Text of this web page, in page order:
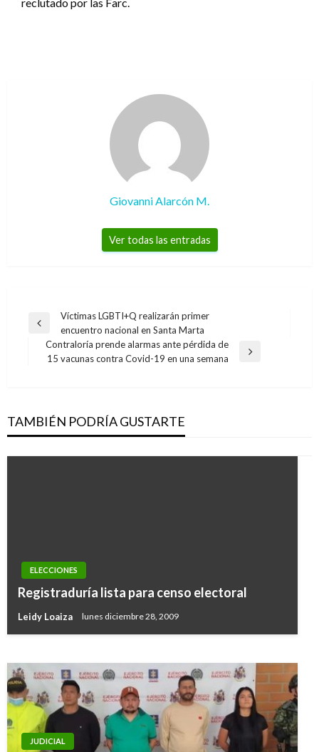
Giovanni Alarcón M.
Ver todas las entradas
Navegación
entradas
Entrada
anterior
Víctimas LGBTI+Q realizarán primer
encuentro nacional en Santa Marta
Entrada
Contraloría prende alarmas ante pérdida de
15 vacunas contra Covid-19 en una semana
TAMBIÉN PODRÍA GUSTARTE
ELECCIONES
Registraduría lista para censo electoral
Leidy Loaiza lunes diciembre 28, 2009
JUDICIAL